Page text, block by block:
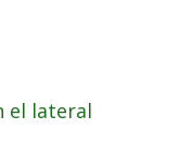
el lateral